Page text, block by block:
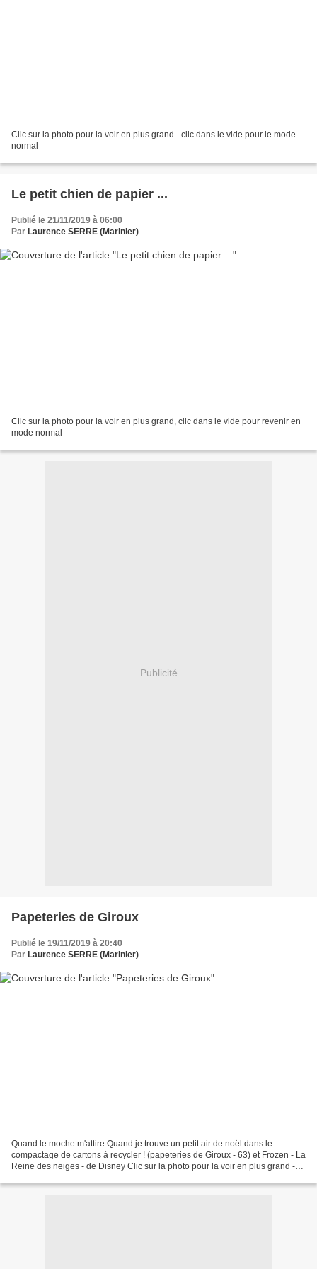
Clic sur la photo pour la voir en plus grand - clic dans le vide pour le mode
normal
Le petit chien de papier ...
Publié le 21/11/2019 à 06:00
Par Laurence SERRE (Marinier)
Clic sur la photo pour la voir en plus grand, clic dans le vide pour revenir en
mode normal
Publicité
Papeteries de Giroux
Publié le 19/11/2019 à 20:40
Par Laurence SERRE (Marinier)
Quand le moche m'attire Quand je trouve un petit air de noël dans le
compactage de cartons à recycler ! (papeteries de Giroux - 63) et Frozen - La
Reine des neiges - de Disney Clic sur la photo pour la voir en plus grand -